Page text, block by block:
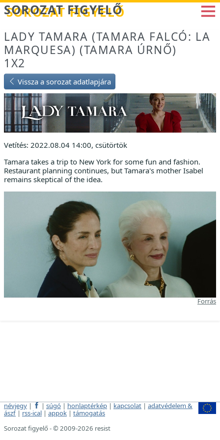
Betöltés...
SOROZAT FIGYELŐ
LADY TAMARA (TAMARA FALCÓ: LA
MARQUESA) (TAMARA ÚRNŐ)
1X2
Vissza a sorozat adatlapjára
Vetítés: 2022.08.04 14:00, csütörtök
Tamara takes a trip to New York for some fun and fashion.
Restaurant planning continues, but Tamara's mother Isabel
remains skeptical of the idea.
Forrás
névjegy | | súgó | honlaptérkép | kapcsolat | adatvédelem &
ászf | rss-ical | appok | támogatás
Sorozat figyelő - © 2009-2026 resist